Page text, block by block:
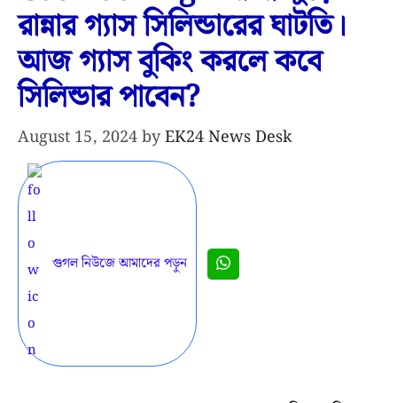
রান্নার গ্যাস সিলিন্ডারের ঘাটতি।
আজ গ্যাস বুকিং করলে কবে
সিলিন্ডার পাবেন?
August 15, 2024byEK24 News Desk
গুগল নিউজে আমাদের পড়ুন